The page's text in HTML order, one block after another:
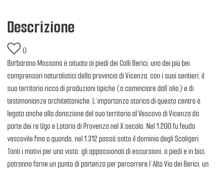
Descrizione
0
Barbarano Mossano è situato ai piedi dei Colli Berici, uno dei più bei
comprensori naturalistici della provincia di Vicenza, con i suoi sentieri, il
suo territorio ricco di produzioni tipiche (a cominciare dall’olio) e di
testimonianze architettoniche. L’importanza storica di questo centro è
legata anche alla donazione del suo territorio al Vescovo di Vicenza da
parte dei re Ugo e Lotario di Provenza nel X secolo. Nel 1.200 fu feudo
vescovile fino a quando, nel 1.312 passò sotto il dominio degli Scaligeri.
Tanti i motivi per una vista: gli appassionati di escursioni, a piedi e in bici,
potranno farne un punto di partenza per percorrere l’Alta Via dei Berici, un